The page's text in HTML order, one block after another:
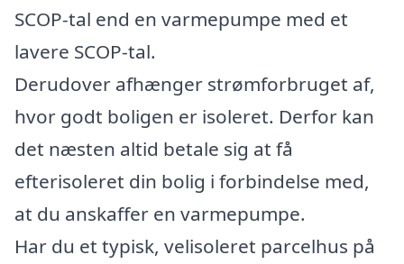
SCOP-tal end en varmepumpe med et
lavere SCOP-tal.
Derudover afhænger strømforbruget af,
hvor godt boligen er isoleret. Derfor kan
det næsten altid betale sig at få
efterisoleret din bolig i forbindelse med,
at du anskaffer en varmepumpe.
Har du et typisk, velisoleret parcelhus på